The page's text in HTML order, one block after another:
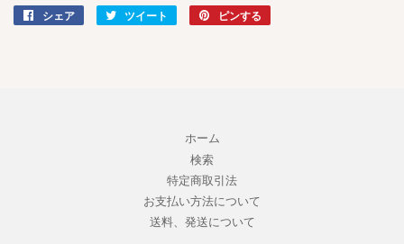
シェア
Facebookツイート
Twitter
ピンする
ホーム
検索
特定商取引法
お支払い方法について
送料、発送について